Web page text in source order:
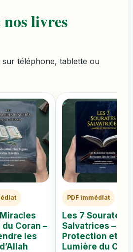
livres
sur téléphone, tablette ou
du Coran –
les
PDF immédiat
Les 7 Sourates
Salvatrices –
Protection et
Lumière du Coran